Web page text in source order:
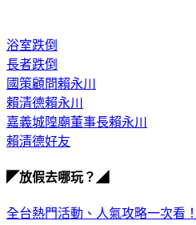
浴室跌倒
長者跌倒
國策顧問賴永川
賴清德賴永川
嘉義城隍廟董事長賴永川
賴清德好友
◤放假去哪玩？◢
全台熱門活動、人氣攻略一次看！